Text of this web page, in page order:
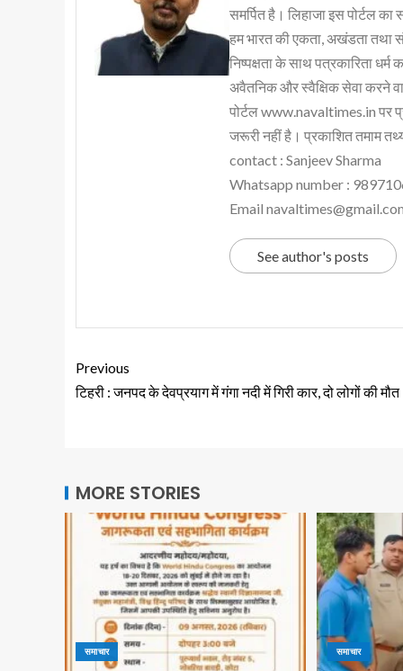
समर्पित है। लिहाजा इस पोर्टल
हम भारत की एकता, अखंडता तथा
निष्पक्षता के साथ पत्रकारिता धर्म
अवैतनिक और स्वैक्षिक सेवा करने
पोर्टल www.navaltimes.in पर
जरूरी नहीं है। प्रकाशित तमाम
contact : Sanjeev Sharma
Whatsapp number :
Email
See author's posts
Previous
टिहरी : जनपद के देवप्रयाग में गंगा नदी में गिरी कार, दो लोगों की मौत
MORE STORIES
समाचार समाचार